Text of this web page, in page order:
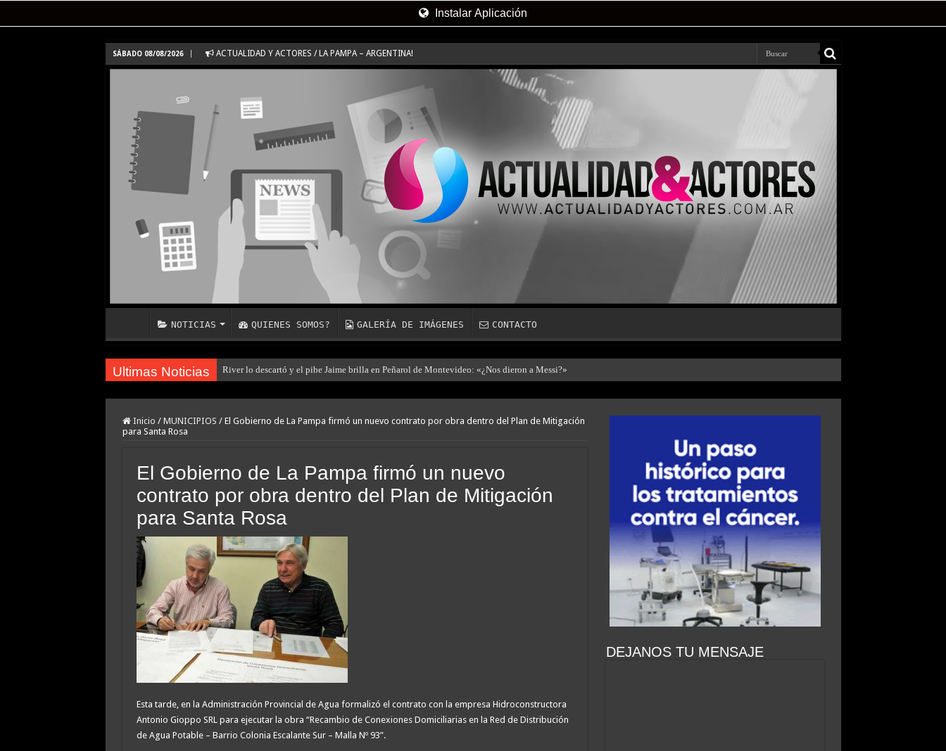
Instalar Aplicación
SÁBADO 08/08/2026 ACTUALIDAD Y ACTORES / LA PAMPA – ARGENTINA!
NOTICIAS QUIENES SOMOS? GALERÍA DE IMÁGENES CONTACTO
Ultimas Noticias River lo descartó y el pibe Jaime brilla en Peñarol de Montevideo: «¿Nos dieron a Messi?»
Inicio / MUNICIPIOS / El Gobierno de La Pampa firmó un nuevo contrato por obra dentro del Plan de Mitigación
para Santa Rosa
El Gobierno de La Pampa firmó un nuevo
contrato por obra dentro del Plan de Mitigación
para Santa Rosa
Esta tarde, en la Administración Provincial de Agua formalizó el contrato con la empresa Hidroconstructora
Antonio Gioppo SRL para ejecutar la obra “Recambio de Conexiones Domiciliarias en la Red de Distribución
de Agua Potable – Barrio Colonia Escalante Sur – Malla Nº 93”.
DEJANOS TU MENSAJE